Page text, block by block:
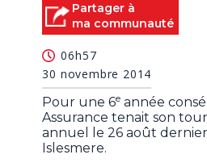
Partager à
ma communauté
06h57
30 novembre 2014
Pour une 6e année
Assurance tenait son
annuel le 26 août
Islesmere.